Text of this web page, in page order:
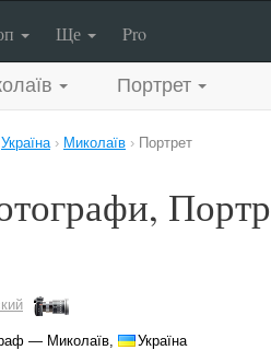
Ще Pro
Портрет
Україна› Миколаїв › Портрет
— Миколаїв, Україна